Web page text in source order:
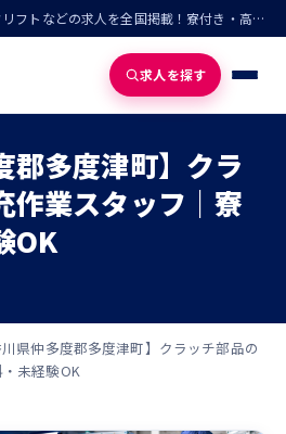
製造・倉庫・軽作業・フォークリフトなどの求人を全国掲載！寮付き・高収入・即入寮の仕事が見つかる
求人を探す
郡多度津町】クラ
作業スタッフ｜寮
OK
川県仲多度郡多度津町】クラッチ部品の
未経験OK